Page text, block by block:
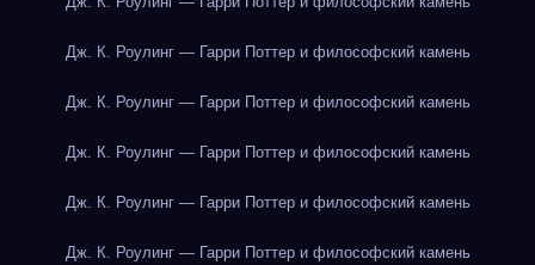
Дж. К. Роулинг — Гарри Поттер и философский камень
Дж. К. Роулинг — Гарри Поттер и философский камень
Дж. К. Роулинг — Гарри Поттер и философский камень
Дж. К. Роулинг — Гарри Поттер и философский камень
Дж. К. Роулинг — Гарри Поттер и философский камень